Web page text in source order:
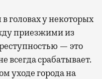
головах у некоторых
приезжими из
— это
всегда срабатывает.
уходе города на